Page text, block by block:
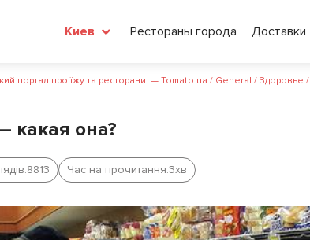
Киев Рестораны города Доставки
портал про їжу та ресторани. — Tomato.ua / General / Здоровье /
какая она?
8813 Час на прочитання:3хв